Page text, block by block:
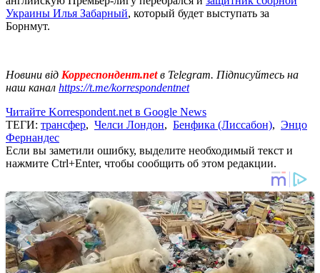
Украины Илья Забарный, который будет выступать за
Борнмут.
Новини від Корреспондент.netв Telegram. Підписуйтесь на
наш канал https://t.me/korrespondentnet
Читайте Korrespondent.net в Google News
ТЕГИ: трансфер, Челси Лондон, Бенфика (Лиссабон), Энцо
Фернандес
Если вы заметили ошибку, выделите необходимый текст и
нажмите Ctrl+Enter, чтобы сообщить об этом редакции.